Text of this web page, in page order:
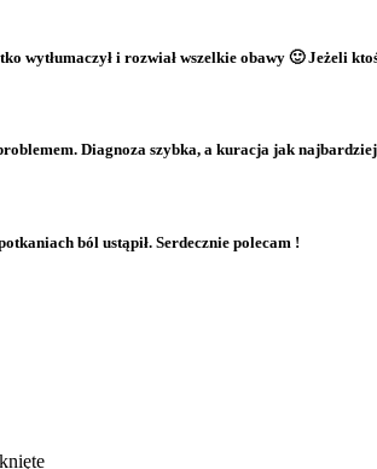
wytłumaczył i rozwiał wszelkie obawy 🙂 Jeżeli
Diagnoza szybka, a kuracja jak
ból ustąpił. Serdecznie polecam !
rehabilitacja, neurologia, kardiologia,